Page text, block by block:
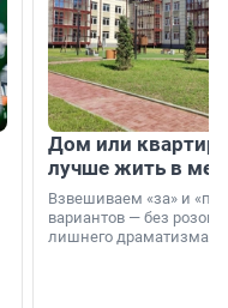
Дом или
лучше жить в
Взвешиваем «за» и
вариантов — без
лишнего драматизма.